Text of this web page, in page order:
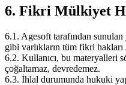
6. Fikri Mülkiyet
6.1. Agesoft tarafından sunulan
gibi varlıkların tüm fikri hakları
6.2. Kullanıcı, bu materyalleri
çoğaltamaz, devredemez.
6.3. İhlal durumunda hukuki